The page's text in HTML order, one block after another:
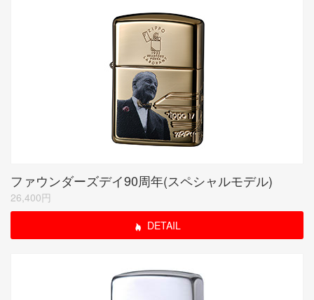
ファウンダーズデイ90周年(スペシャルモデル)
26,400円
DETAIL